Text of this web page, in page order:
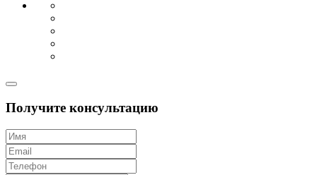
Получите консультацию